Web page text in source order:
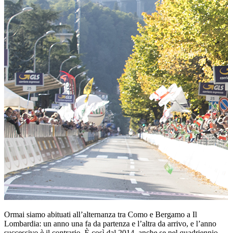
Ormai siamo abituati all’alternanza tra Como e Bergamo a Il
Lombardia: un anno una fa da partenza e l’altra da arrivo, e l’anno